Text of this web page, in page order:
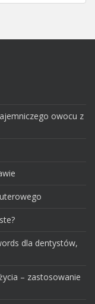
owocu z
dla dentystów,
– zastosowanie